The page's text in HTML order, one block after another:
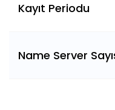
Kayıt Periodu
Name Server